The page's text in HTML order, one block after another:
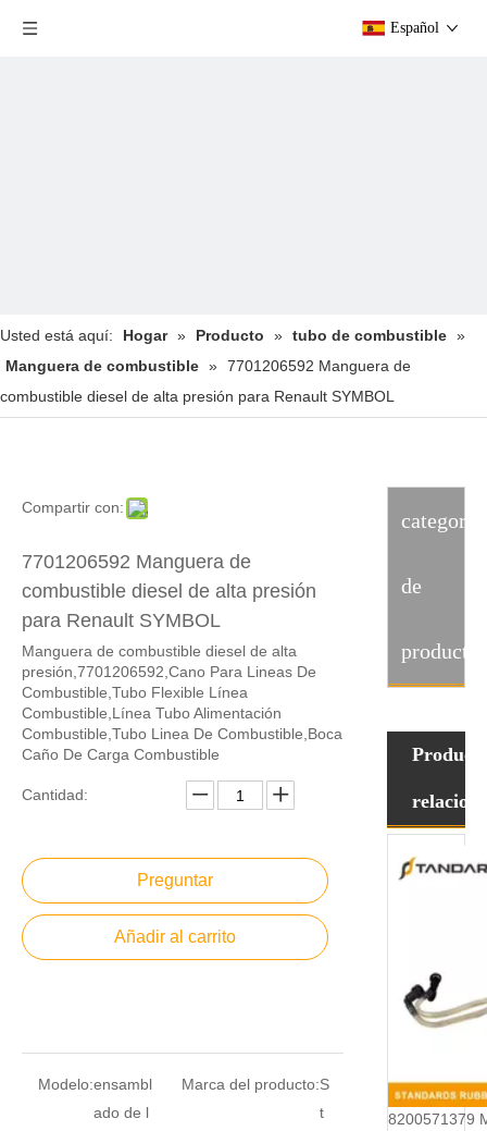
Español
Usted está aquí: Hogar » Producto » tubo de combustible »
Manguera de combustible » 7701206592 Manguera de
combustible diesel de alta presión para Renault SYMBOL
Compartir con:
7701206592 Manguera de
combustible diesel de alta presión
para Renault SYMBOL
Manguera de combustible diesel de alta
presión,7701206592,Cano Para Lineas De
Combustible,Tubo Flexible Línea
Combustible,Línea Tubo Alimentación
Combustible,Tubo Linea De Combustible,Boca
Caño De Carga Combustible
Cantidad:
Preguntar
Añadir al carrito
Modelo:ensambl
ado de l
Marca del producto:S
t
categoria
de
producto